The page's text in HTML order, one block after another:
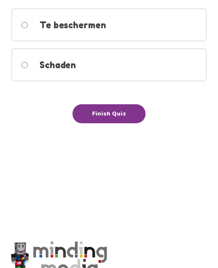
Te beschermen
Schaden